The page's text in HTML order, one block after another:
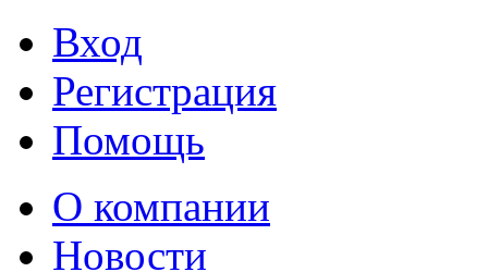
Вход
Регистрация
Помощь
О компании
Новости